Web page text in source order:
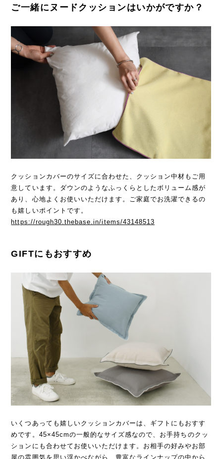
ご一緒にヌードクッションはいかがですか？
クッションカバーのサイズに合わせた、クッション中材もご用
意しています。ダウンのようなふっくらとしたボリューム感が
あり、心地よくお使いいただけます。ご家庭でお洗濯できるの
も嬉しいポイントです。
https://rough30.thebase.in/items/43148513
GIFTにもおすすめ
いくつあっても嬉しいクッションカバーは、ギフトにもおすす
めです。45×45cmの一般的なサイズ感なので、お手持ちのクッ
ションにも合わせてお使いいただけます。お相手の好みやお部
屋の雰囲気を思い浮かべながら、豊富なラインナップの中から